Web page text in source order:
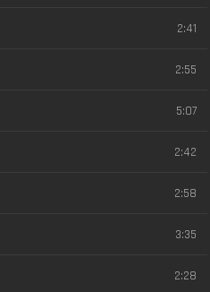
2:41
2:55
5:07
2:42
2:58
3:35
2:28